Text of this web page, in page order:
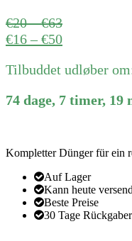
€20 –€63Preisspanne:
€20
€63
€16 –€50Preisspanne:
bis
Tilbuddet udløber
74 dage, 7 timer, 19
Kompletter Dünger für ein
Auf Lager
Kann heute
Beste Preise
30 Tage